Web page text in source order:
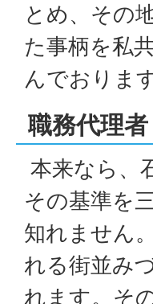
とめ、その
た事柄を私
んでおります
職務代理者
本来なら、
その基準を
知れません
れる街並み
れます。そ